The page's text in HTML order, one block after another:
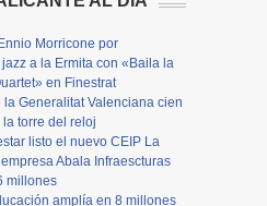
Morricone por
jazz a la Ermita con «Baila la
en Finestrat
Generalitat Valenciana cien
torre del reloj
listo el nuevo CEIP La
Abala Infraescturas
millones
amplía en 8 millones